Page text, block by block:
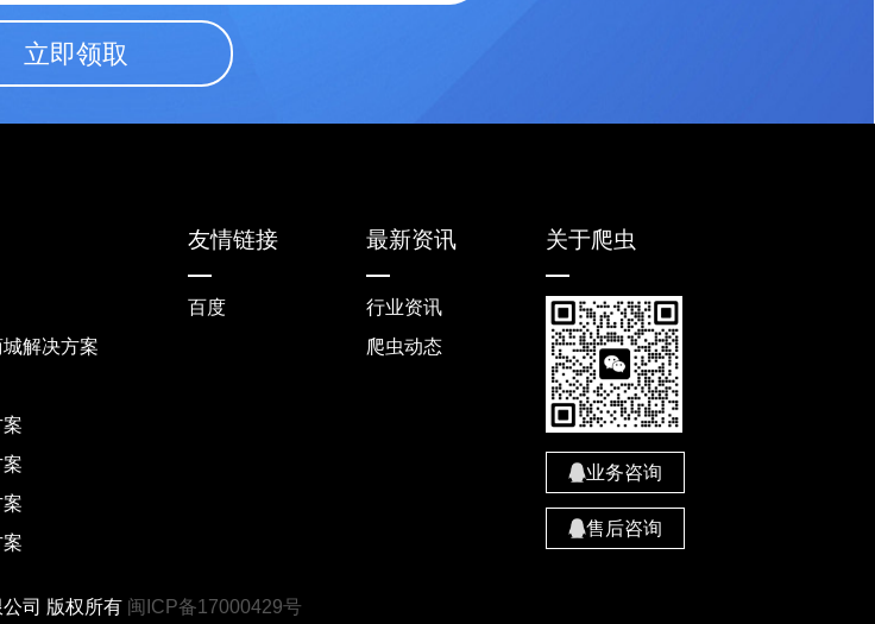
立即领取
解决方案
友情链接
百度
最新资讯
行业资讯
爬虫动态
关于爬虫
业务咨询
售后咨询
司 版权所有 闽ICP备17000429号